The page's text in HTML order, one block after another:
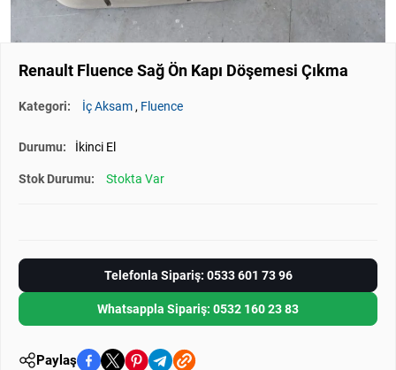
Renault Fluence Sağ Ön Kapı Döşemesi Çıkma
Kategori: İç Aksam , Fluence
Durumu: İkinci El
Stok Durumu: Stokta Var
Telefonla Sipariş: 0533 601 73 96
Whatsappla Sipariş: 0532 160 23 83
Paylaş